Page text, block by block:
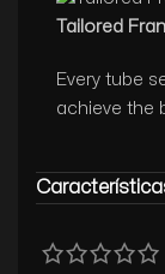
Tailored
Every tube
achieve the